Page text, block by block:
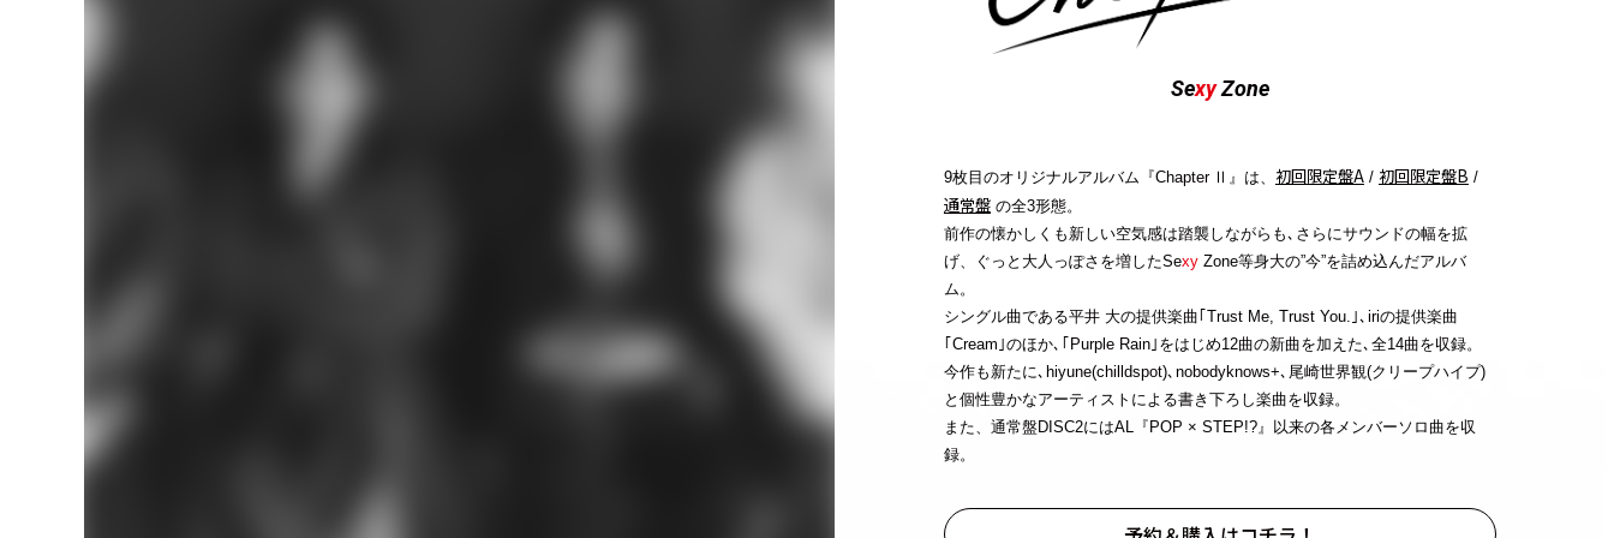
SexyZone
9枚目のオリジナルアルバム『Chapter Ⅱ 』は、 初回限定盤A/ 初回限定盤B /
通常盤の全3形態。
前作の懐かしくも新しい空気感は踏襲しながらも､さらにサウンドの幅を拡
げ、ぐっと大人っぽさを増したSexyZone等身大の”今”を詰め込んだアルバ
ム。
シングル曲である平井 大の提供楽曲｢Trust Me, Trust You.｣､iriの提供楽曲
｢Cream｣のほか､｢Purple Rain｣をはじめ12曲の新曲を加えた､全14曲を収録。
今作も新たに､hiyune(chilldspot)､nobodyknows+､尾崎世界観(クリープハイプ)
と個性豊かなアーティストによる書き下ろし楽曲を収録。
また、通常盤DISC2にはAL『POP × STEP!?』以来の各メンバーソロ曲を収
録。